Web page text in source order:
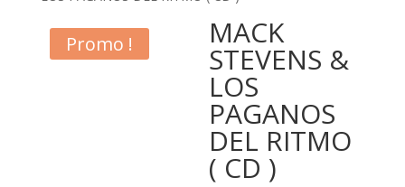
Promo ! MACK
STEVENS &
LOS
PAGANOS
DEL RITMO
( CD )